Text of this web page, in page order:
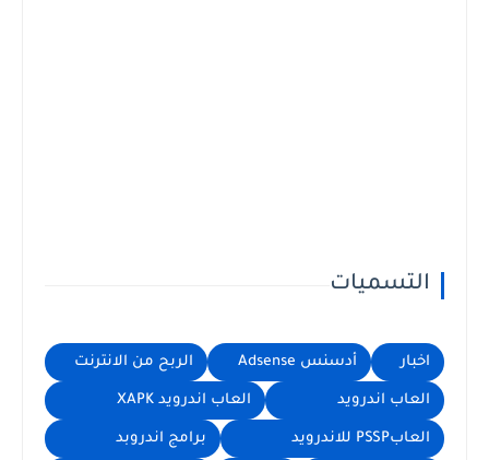
التسميات
اخبار أدسنس Adsense الربح من الانترنت
العاب اندرويد العاب اندرويد XAPK
العابPSSP للاندرويد برامج اندروبد